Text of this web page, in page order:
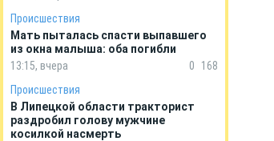
Происшествия
Мать пыталась спасти выпавшего
из окна малыша: оба погибли
13:15, вчера
0
168
Происшествия
В Липецкой области тракторист
раздробил голову мужчине
косилкой насмерть